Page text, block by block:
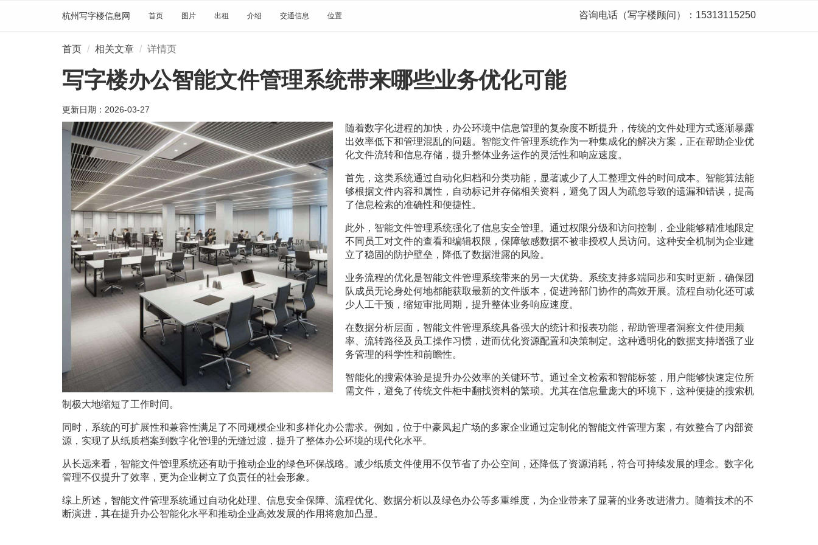
杭州写字楼信息网 首页 图片 出租 介绍 交通信息 位置 咨询电话（写字楼顾问）：15313115250
首页 相关文章 详情页
写字楼办公智能文件管理系统带来哪些业务优化可能
更新日期： 2026-03-27
随着数字化进程的加快，办公环境中信息管理的复杂度不断提升，传统的文件处理方式逐渐暴露
出效率低下和管理混乱的问题。智能文件管理系统作为一种集成化的解决方案，正在帮助企业优
化文件流转和信息存储，提升整体业务运作的灵活性和响应速度。
首先，这类系统通过自动化归档和分类功能，显著减少了人工整理文件的时间成本。智能算法能
够根据文件内容和属性，自动标记并存储相关资料，避免了因人为疏忽导致的遗漏和错误，提高
了信息检索的准确性和便捷性。
此外，智能文件管理系统强化了信息安全管理。通过权限分级和访问控制，企业能够精准地限定
不同员工对文件的查看和编辑权限，保障敏感数据不被非授权人员访问。这种安全机制为企业建
立了稳固的防护壁垒，降低了数据泄露的风险。
业务流程的优化是智能文件管理系统带来的另一大优势。系统支持多端同步和实时更新，确保团
队成员无论身处何地都能获取最新的文件版本，促进跨部门协作的高效开展。流程自动化还可减
少人工干预，缩短审批周期，提升整体业务响应速度。
在数据分析层面，智能文件管理系统具备强大的统计和报表功能，帮助管理者洞察文件使用频
率、流转路径及员工操作习惯，进而优化资源配置和决策制定。这种透明化的数据支持增强了业
务管理的科学性和前瞻性。
智能化的搜索体验是提升办公效率的关键环节。通过全文检索和智能标签，用户能够快速定位所
需文件，避免了传统文件柜中翻找资料的繁琐。尤其在信息量庞大的环境下，这种便捷的搜索机
制极大地缩短了工作时间。
同时，系统的可扩展性和兼容性满足了不同规模企业和多样化办公需求。例如，位于中豪凤起广场的多家企业通过定制化的智能文件管理方案，有效整合了内部资
源，实现了从纸质档案到数字化管理的无缝过渡，提升了整体办公环境的现代化水平。
从长远来看，智能文件管理系统还有助于推动企业的绿色环保战略。减少纸质文件使用不仅节省了办公空间，还降低了资源消耗，符合可持续发展的理念。数字化
管理不仅提升了效率，更为企业树立了负责任的社会形象。
综上所述，智能文件管理系统通过自动化处理、信息安全保障、流程优化、数据分析以及绿色办公等多重维度，为企业带来了显著的业务改进潜力。随着技术的不
断演进，其在提升办公智能化水平和推动企业高效发展的作用将愈加凸显。